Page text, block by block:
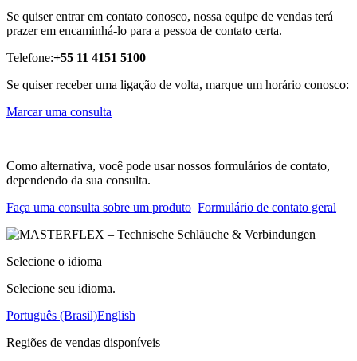
Se quiser entrar em contato conosco, nossa equipe de vendas terá
prazer em encaminhá-lo para a pessoa de contato certa.
Telefone:+55 11 4151 5100
Se quiser receber uma ligação de volta, marque um horário conosco:
Marcar uma consulta
Como alternativa, você pode usar nossos formulários de contato,
dependendo da sua consulta.
Faça uma consulta sobre um produto Formulário de contato geral
Selecione o idioma
Selecione seu idioma.
Português (Brasil)English
Regiões de vendas disponíveis